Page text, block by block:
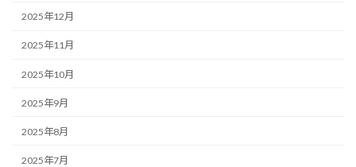
2025年12月
2025年11月
2025年10月
2025年9月
2025年8月
2025年7月